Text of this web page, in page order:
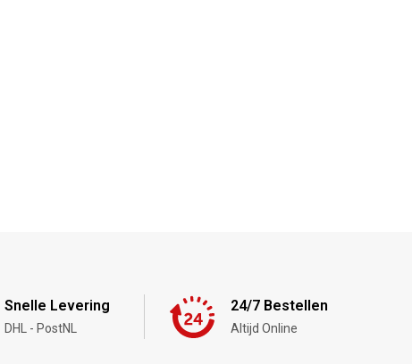
Snelle Levering
DHL - PostNL
24/7 Bestellen
Altijd Online